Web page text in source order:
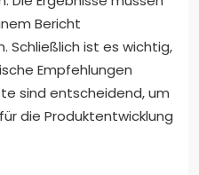
Bericht
Schließlich ist es wichtig,
Empfehlungen
sind entscheidend, um
die Produktentwicklung